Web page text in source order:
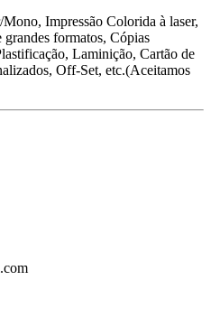
Impressão Colorida à laser,
formatos, Cópias
Laminição, Cartão de
Off-Set, etc.(Aceitamos